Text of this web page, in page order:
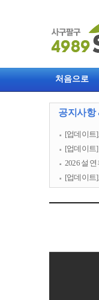
처음으로
공지사항
[업데이트
[업데이트
2026 설
[업데이트